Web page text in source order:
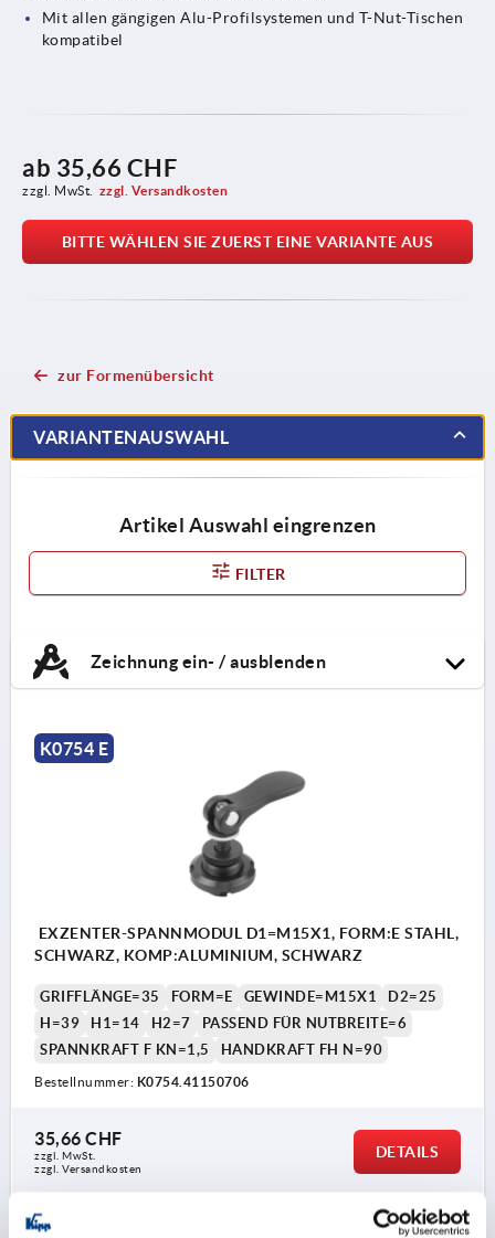
Mit allen gängigen Alu-Profilsystemen und T-Nut-Tischen
kompatibel
ab 35,66 CHF
zzgl. MwSt. zzgl. Versandkosten
BITTE WÄHLEN SIE ZUERST EINE VARIANTE AUS
zur Formenübersicht
VARIANTENAUSWAHL
Artikel Auswahl eingrenzen
FILTER
Zeichnung ein- / ausblenden
K0754 E
EXZENTER-SPANNMODUL D1=M15X1, FORM:E STAHL,
SCHWARZ, KOMP:ALUMINIUM, SCHWARZ
GRIFFLÄNGE=35 FORM=E GEWINDE=M15X1
D2=25
H=39
H1=14 H2=7
PASSEND FÜR NUTBREITE=6
SPANNKRAFT F KN=1,5
HANDKRAFT FH N=90
Bestellnummer: K0754.41150706
35,66 CHF
zzgl. MwSt.
zzgl. Versandkosten
DETAILS